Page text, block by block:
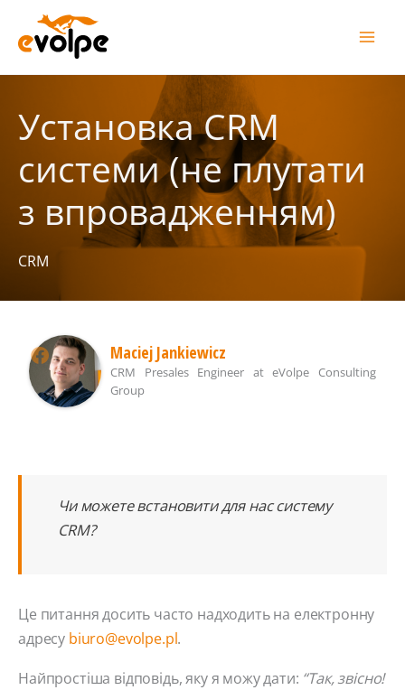
Перейти
Установка CRM
системи (не плутати
з впровадженням)
CRM
Maciej Jankiewicz
CRM Presales Engineer ateVolpe Consulting
Group
Чи можете встановити для нас систему
CRM?
Це питання досить часто надходить на електронну
адресу biuro@evolpe.pl.
Найпростіша відповідь, яку я можу дати: “Так, звісно!